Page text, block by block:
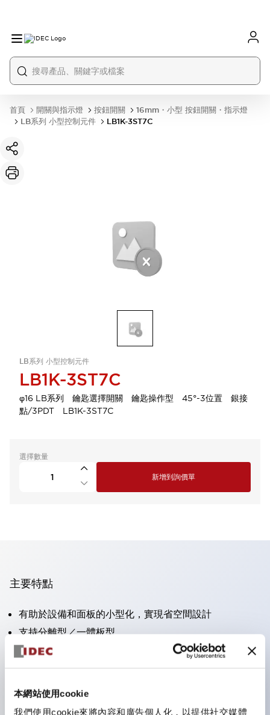
本網站使用cookie
我們使用cookie來將內容和廣告個人化，以提供社交媒體
首頁 開關與指示燈 按鈕開關
16mm・小型 按鈕開關・指示燈
LB系列 小型控制元件
LB1K-3ST7C
LB系列 小型控制元件
LB1K-3ST7C
φ16 LB系列 鑰匙選擇開關 鑰匙操作型 45°-3位置 銀接
點/3PDT LB1K-3ST7C
選擇數量
新增到詢價單
主要特點
有助於設備和面板的小型化，實現省空間設計
支持分離型／一體板型
豐富的顏色變化
也提供可標記的照光鏡片類型（非照光）
提供2檔、3檔、照光型、帶鎖選擇開關以及蜂鳴器、撥